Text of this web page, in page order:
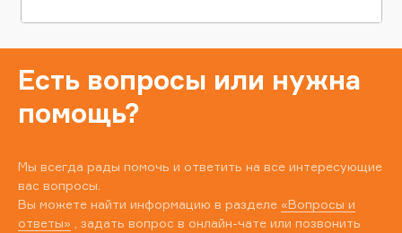
Есть вопросы или нужна
помощь?
Мы всегда рады помочь и ответить на все интересующие
вас вопросы.
Вы можете найти информацию в разделе «Вопросы и
ответы» , задать вопрос в онлайн-чате или позвонить